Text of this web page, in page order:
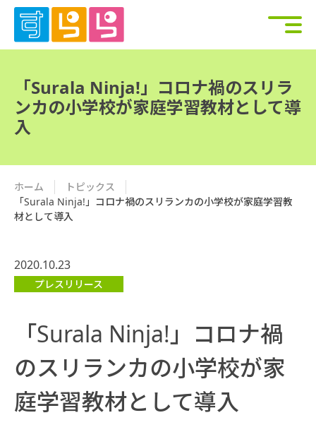
「Surala Ninja!」コロナ禍のスリラ
ンカの小学校が家庭学習教材として導
入
ホーム
トピックス
「Surala Ninja!」コロナ禍のスリランカの小学校が家庭学習教
材として導入
2020.10.23
プレスリリース
「Surala Ninja!」コロナ禍
のスリランカの小学校が家
庭学習教材として導入